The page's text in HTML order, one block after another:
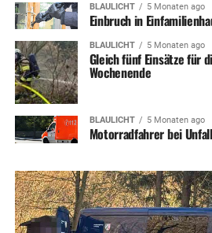
BLAULICHT 5 Monaten ago
Einbruch in
BLAULICHT 5 Monaten ago
Gleich fünf Einsätze für
Wochenende
BLAULICHT 5 Monaten ago
Motorradfahrer bei